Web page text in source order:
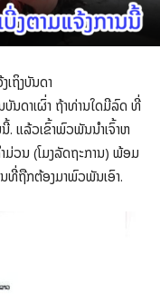
ເຖິງບັນດາ
ນດາເຜົ່າ ຖ້າທ່ານໃດມີລົດ ທີ່
. ແລ້ວເຂົ້າພົວພັນນຳເຈົ້າຫ
ວນ (ໂມງລັດຖະການ) ພ້ອມ
ທີ່ຖືກຕ້ອງມາພົວພັນເອົາ.